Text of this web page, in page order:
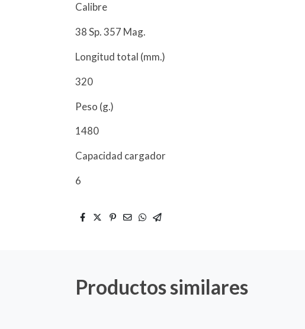
Calibre
38 Sp. 357 Mag.
Longitud total (mm.)
320
Peso (g.)
1480
Capacidad cargador
6
Productos similares